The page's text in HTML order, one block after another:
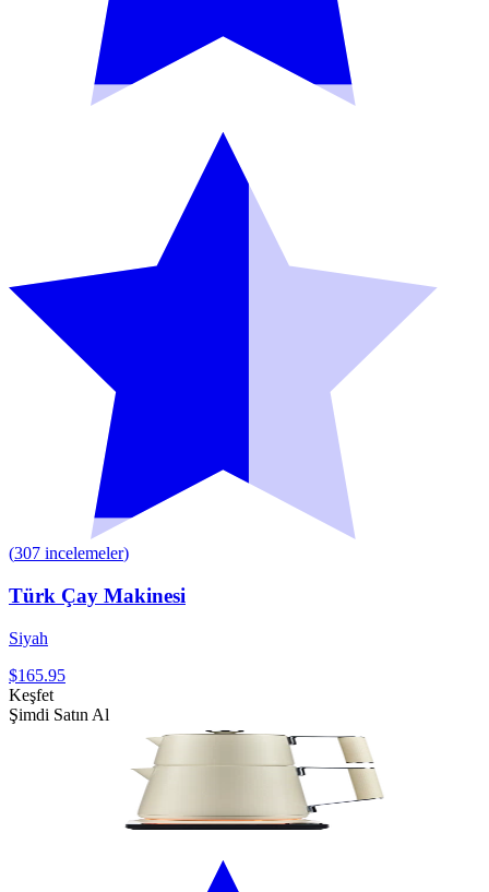
(307 incelemeler)
Türk Çay Makinesi
Siyah
$165.95
Keşfet
Şimdi Satın Al